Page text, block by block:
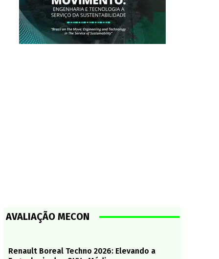
AVALIAÇÃO MECON
Renault Boreal Techno 2026: Elevando a